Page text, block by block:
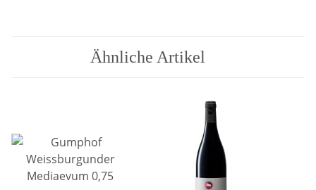
Ähnliche Artikel